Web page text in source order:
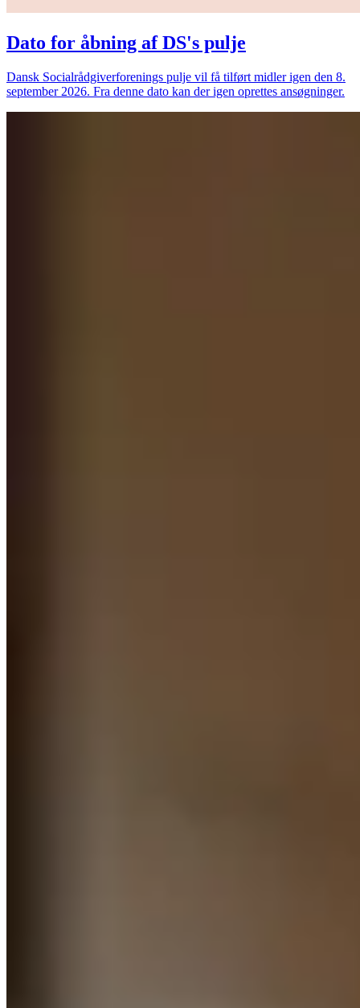
Dato for åbning af DS's pulje
Dansk Socialrådgiverforenings pulje vil få tilført midler igen den 8.
september 2026. Fra denne dato kan der igen oprettes ansøgninger.